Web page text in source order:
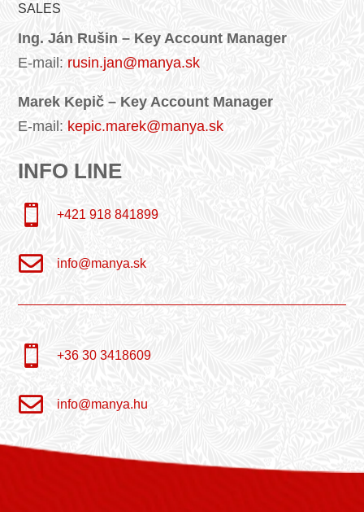
SALES
Ing. Ján Rušin – Key Account Manager
E-mail: rusin.jan@manya.sk
Marek Kepič – Key Account Manager
E-mail: kepic.marek@manya.sk
INFO LINE

+421 918 841899
 info@manya.sk
 +36 30 3418609
 info@manya.hu